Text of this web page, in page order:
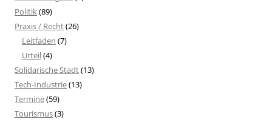
Politik(89)
Praxis / Recht(26)
Leitfaden (7)
Urteil(4)
Solidarische Stadt(13)
Tech-Industrie(13)
Termine(59)
Tourismus(3)